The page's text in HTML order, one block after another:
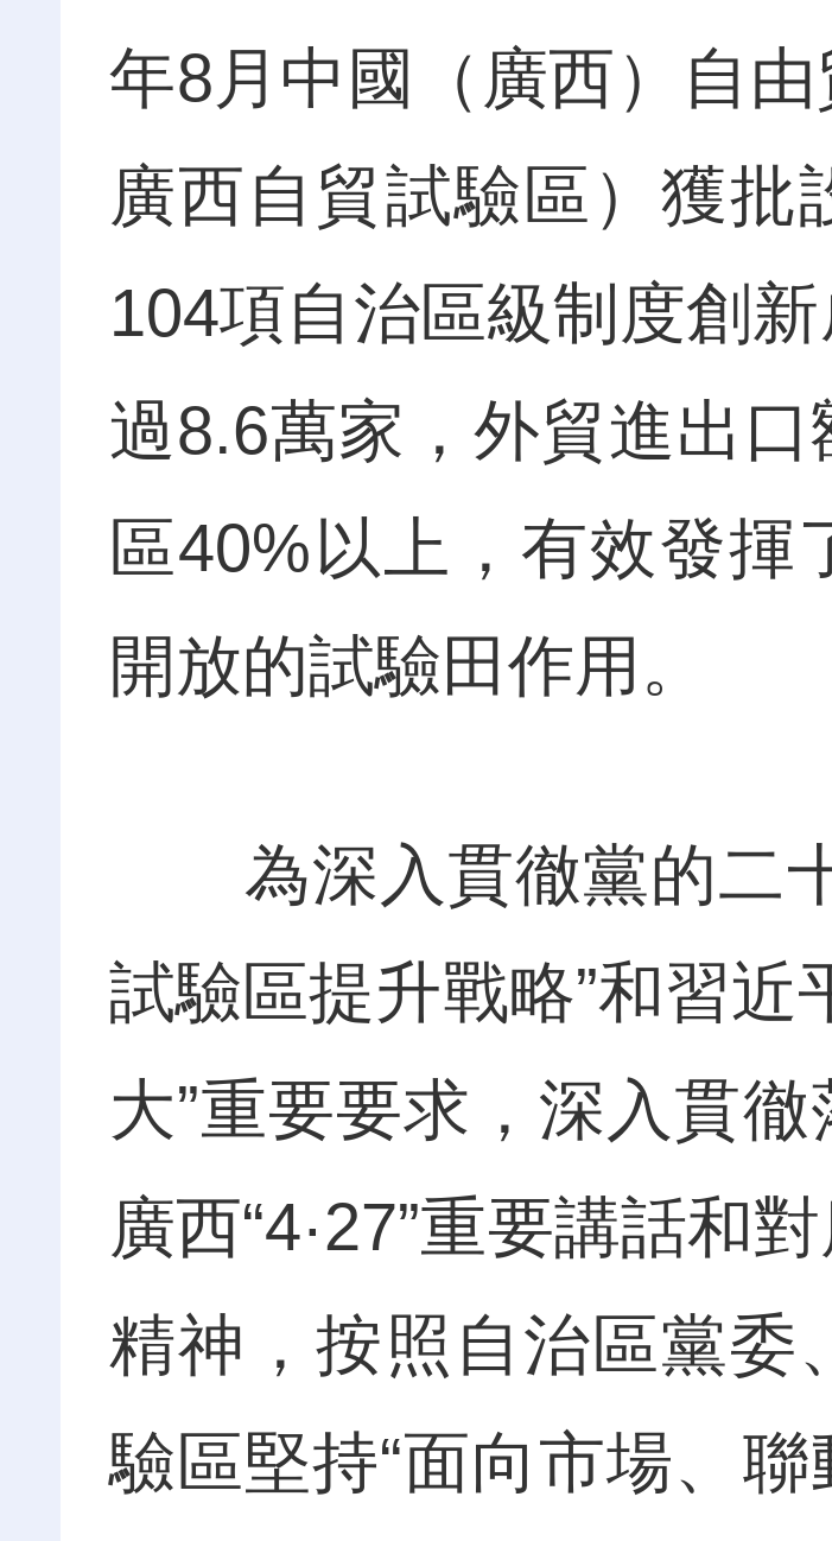
年8月中國（廣西）自
廣西自貿試驗區）獲批
104項自治區級制度創
過8.6萬家，外貿進出
區40%以上，有效發揮
開放的試驗田作用。
為深入貫徹黨的二十
試驗區提升戰略”和習近
大”重要要求，深入貫
廣西“4·27”重要講話和
精神，按照自治區黨委
驗區堅持“面向市場、